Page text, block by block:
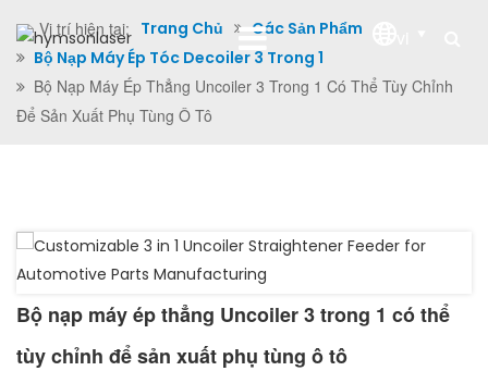
Vị trí hiện tại: Trang Chủ
Các Sản Phẩm
Bộ Nạp Máy Ép Tóc Decoiler 3 Trong 1
Bộ Nạp Máy Ép Thẳng Uncoiler 3 Trong 1 Có Thể Tùy Chỉnh
Để Sản Xuất Phụ Tùng Ô Tô
Bộ nạp máy ép thẳng Uncoiler 3 trong 1 có thể
tùy chỉnh để sản xuất phụ tùng ô tô